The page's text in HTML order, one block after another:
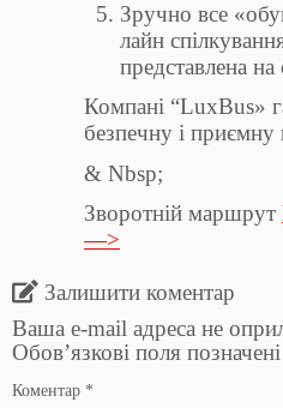
Зручно все
лайн
представлена ​​на
Компані “LuxBus»
безпечну і приємну
& Nbsp;
Зворотній маршрут
—>
Залишити коментар
Ваша e-mail адреса не
Обов’язкові поля позначені
Коментар *